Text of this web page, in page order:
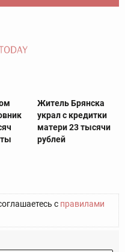
Житель Брянска
украл с кредитки
матери 23 тысячи
рублей
с правилами